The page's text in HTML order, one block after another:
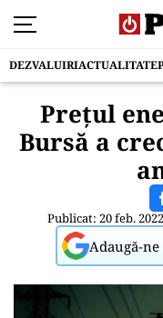
DEZVALUIRIACTUALITATE
Prețul
Bursă a
Publicat: 20 feb.
Adaugă-